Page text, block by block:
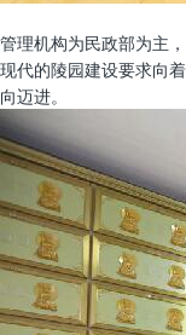
管理机构为民政部为主
现代的陵园建设要求向
向迈进。